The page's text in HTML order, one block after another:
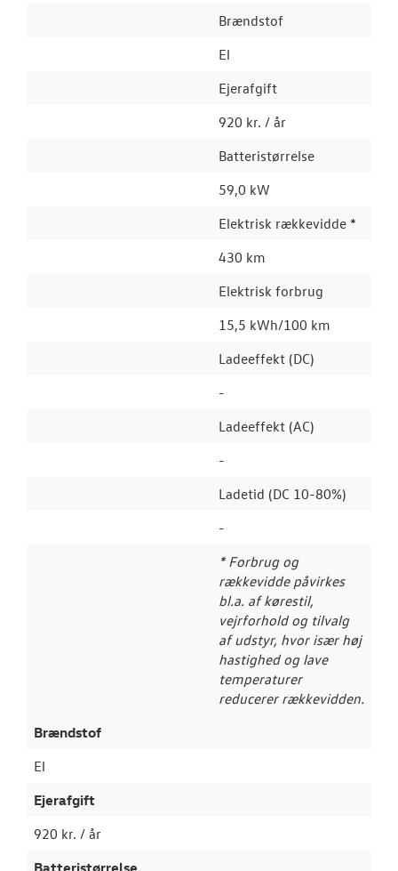
Brændstof
El
Ejerafgift
920 kr. / år
Batteristørrelse
59,0 kW
Elektrisk rækkevidde *
430 km
Elektrisk forbrug
15,5 kWh/100 km
Ladeeffekt (DC)
-
Ladeeffekt (AC)
-
Ladetid (DC 10-80%)
-
* Forbrug og
rækkevidde påvirkes
bl.a. af kørestil,
vejrforhold og tilvalg
af udstyr, hvor især høj
hastighed og lave
temperaturer
reducerer rækkevidden.
Brændstof
El
Ejerafgift
920 kr. / år
Batteristørrelse